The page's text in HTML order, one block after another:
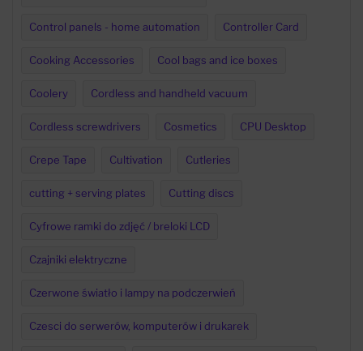
Control panels - home automation Controller Card
Cooking Accessories Cool bags and ice boxes
Coolery Cordless and handheld vacuum
Cordless screwdrivers Cosmetics CPU Desktop
Crepe Tape Cultivation Cutleries
cutting + serving plates Cutting discs
Cyfrowe ramki do zdjęć / breloki LCD
Czajniki elektryczne
Czerwone światło i lampy na podczerwień
Czesci do serwerów, komputerów i drukarek